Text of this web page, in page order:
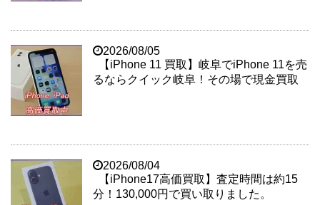
2026/08/05
【iPhone 11 買取】岐阜でiPhone 11を売
るならクイック岐阜！その場で現金買取
2026/08/04
【iPhone17高価買取】査定時間は約15
分！130,000円で買い取りました。